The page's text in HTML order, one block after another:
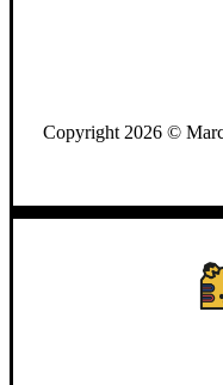
Copyright 2026 ©